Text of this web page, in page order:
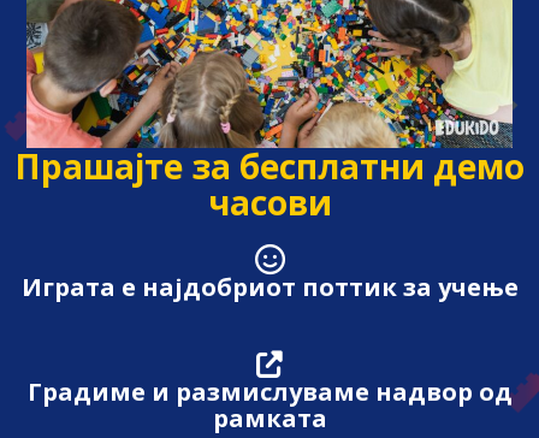
Прашајте за бесплатни демо
часови
Играта е најдобриот поттик за учење
Градиме и размислуваме надвор од
рамката